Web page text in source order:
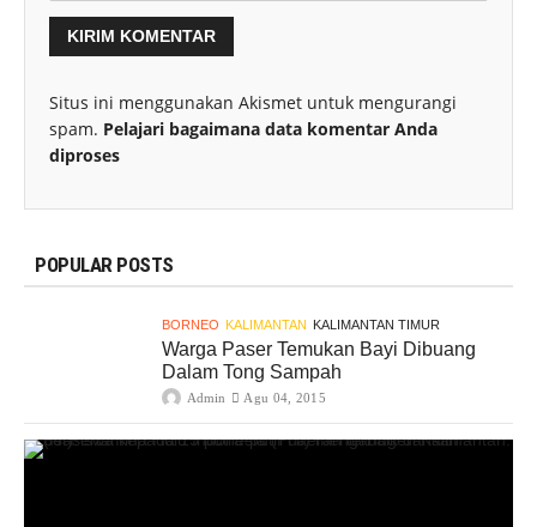
Situs ini menggunakan Akismet untuk mengurangi
spam. Pelajari bagaimana data komentar Anda
diproses
POPULAR POSTS
BORNEO KALIMANTAN KALIMANTAN TIMUR
Warga Paser Temukan Bayi Dibuang
Dalam Tong Sampah
Admin Agu 04, 2015